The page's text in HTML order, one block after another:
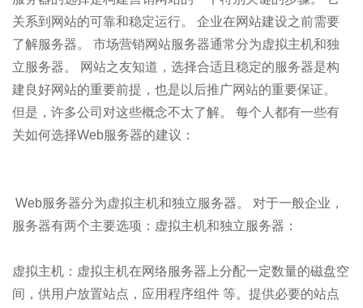
关系到网站的可靠和稳定运行。 企业在网站建设之前需要
了解服务器。 市场营销网站服务器通常分为虚拟主机和独
立服务器。 网站之友知道，选择合适且稳定的服务器是构
建良好网站的重要前提，也是以后推广网站的重要保证。
但是，许多公司对这些概念不太了解。 每个人都有一些有
关如何选择Web服务器的建议：
Web服务器分为虚拟主机和独立服务器。 对于一般企业，
服务器有两个主要选项：虚拟主机和独立服务器：
虚拟主机：虚拟主机在网络服务器上分配一定数量的磁盘空
间，供用户放置站点，应用程序组件 等。提供必要的站点